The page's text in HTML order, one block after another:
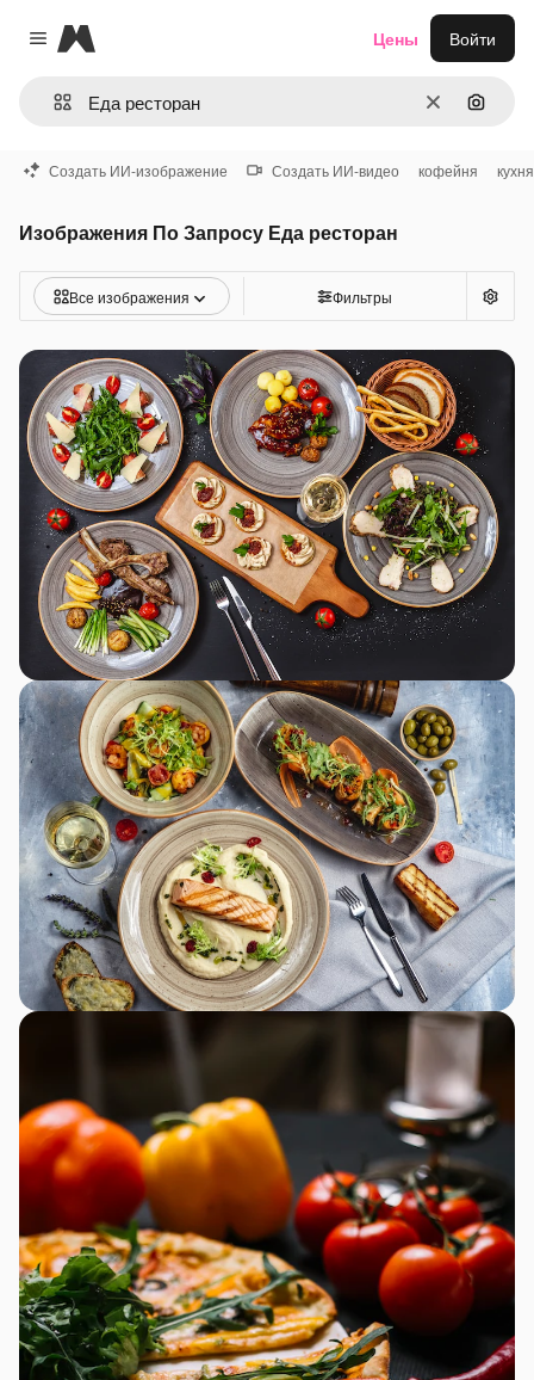
Close menu
Magnific
ОчиститьПоиск
Цены Войти
Создать ИИ-изображение Создать ИИ-видео кофейня кухня
Изображения По Запросу Еда ресторан
Все изображения Фильтры